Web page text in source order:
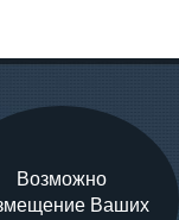
Возможно
Ваших